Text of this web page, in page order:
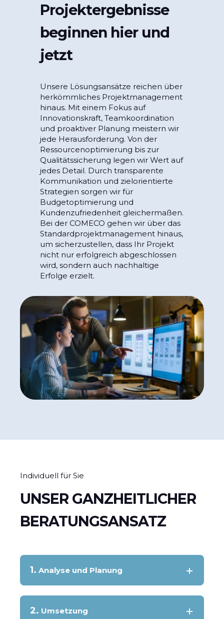
Projektergebnisse
beginnen hier und
jetzt
Unsere Lösungsansätze reichen über
herkömmliches Projektmanagement
hinaus. Mit einem Fokus auf
Innovationskraft, Teamkoordination
und proaktiver Planung meistern wir
jede Herausforderung. Von der
Ressourcenoptimierung bis zur
Qualitätssicherung legen wir Wert auf
jedes Detail. Durch transparente
Kommunikation und zielorientierte
Strategien sorgen wir für
Budgetoptimierung und
Kundenzufriedenheit gleichermaßen.
Bei der COMECO gehen wir über das
Standardprojektmanagement hinaus,
um sicherzustellen, dass Ihr Projekt
nicht nur erfolgreich abgeschlossen
wird, sondern auch nachhaltige
Erfolge erzielt.
Individuell für Sie
UNSER GANZHEITLICHER
BERATUNGSANSATZ
1. Analyse und Planung
2. Umsetzung